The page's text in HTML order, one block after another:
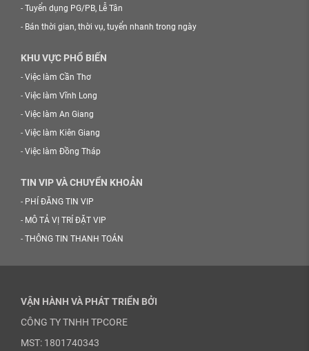
- Tuyển dụng PG/PB, Lễ Tân
- Bán thời gian, thời vụ, tuyển nhanh trong ngày
KHU VỰC PHỔ BIẾN
- Việc làm Cần Thơ
- Việc làm Vĩnh Long
- Việc làm An Giang
- Việc làm Kiên Giang
- Việc làm Đồng Tháp
TIN VIP VÀ CHUYỂN KHOẢN
- PHÍ ĐĂNG TIN VIP
- MÔ TẢ VỊ TRÍ ĐẶT VIP
- THÔNG TIN THANH TOÁN
VẬN HÀNH VÀ PHÁT TRIỂN BỞI
CÔNG TY TNHH TPCORE
MST: 1801740343